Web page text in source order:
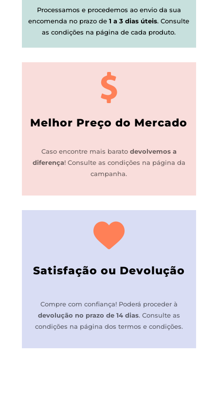
Processamos e procedemos ao envio da sua
encomenda no prazo de1 a 3 dias úteis.Consulte
as condições na página de cada produto.
Melhor Preço do Mercado
Caso encontre mais barato devolvemos a
diferença! Consulte as condições na página da
campanha.
Satisfação ou Devolução
Compre com confiança! Poderá proceder à
devolução no prazo de 14 dias. Consulte as
condições na página dos termos e condições.